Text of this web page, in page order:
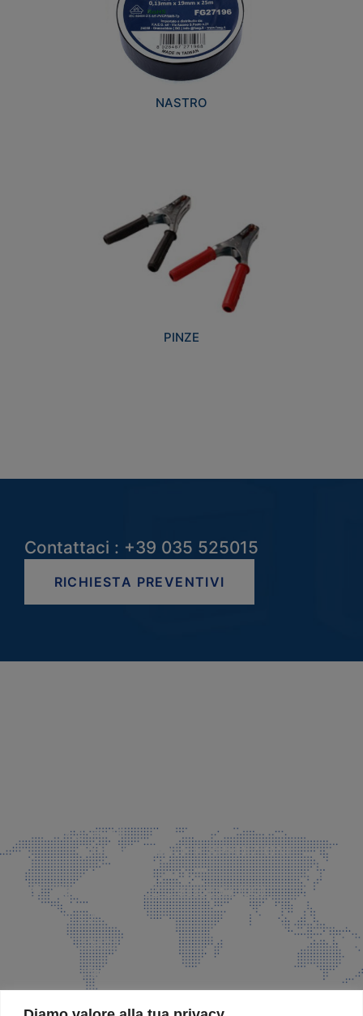
NASTRO
PINZE
Contattaci : +39 035 525015
RICHIESTA PREVENTIVI
info@faeg.it
COMMERCIALE E SPEDIZIONI
Via Padre Elzi, 32 Grassobbio (BG)
035 525015
035 335037
info@faeg.it
SITE MAP